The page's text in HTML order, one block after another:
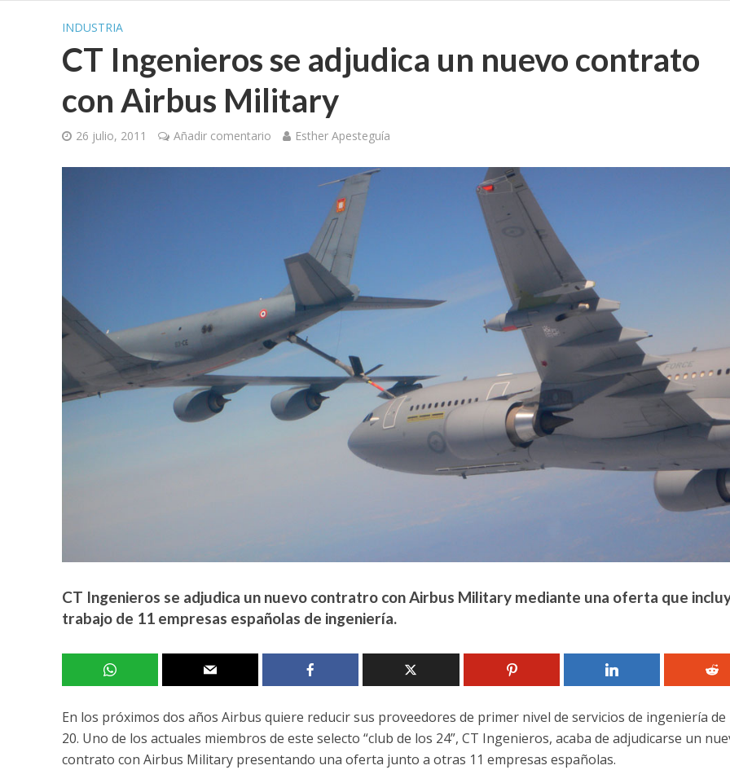
INDUSTRIA
CT Ingenieros se adjudica un nuevo contrato
con Airbus Military
26 julio, 2011 Añadir comentario Esther Apesteguía
CT Ingenieros se adjudica un nuevo contratro con Airbus Military mediante una oferta que
trabajo de 11 empresas españolas de ingeniería.
En los próximos dos años Airbus quiere reducir sus proveedores de primer nivel de servicios de ingeniería de
20. Uno de los actuales miembros de este selecto “club de los 24”, CT Ingenieros, acaba de adjudicarse un
contrato con Airbus Military presentando una oferta junto a otras 11 empresas españolas.